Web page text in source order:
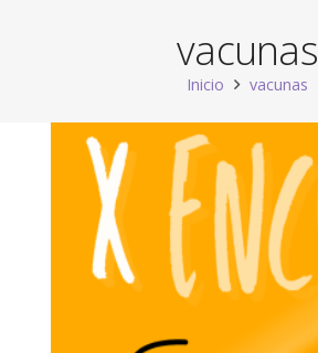
vacunas
Inicio vacunas